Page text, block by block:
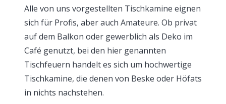
Alle von uns vorgestellten Tischkamine eignen
sich für Profis, aber auch Amateure. Ob privat
auf dem Balkon oder gewerblich als Deko im
Café genutzt, bei den hier genannten
Tischfeuern handelt es sich um hochwertige
Tischkamine, die denen von Beske oder Höfats
in nichts nachstehen.